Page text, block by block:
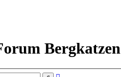
Bergkatzen